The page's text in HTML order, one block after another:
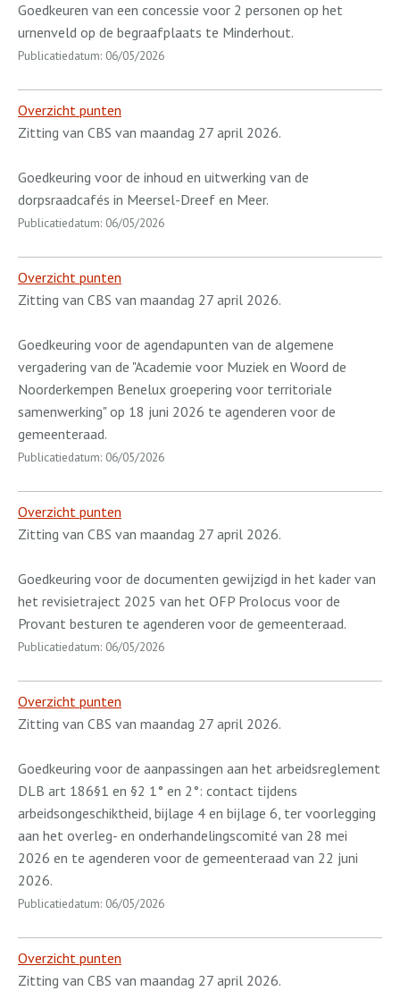
Goedkeuren van een concessie voor 2 personen op het
urnenveld op de begraafplaats te Minderhout.
Publicatiedatum: 06/05/2026
Overzicht punten
Zitting van CBS van maandag 27 april 2026.
Goedkeuring voor de inhoud en uitwerking van de
dorpsraadcafés in Meersel-Dreef en Meer.
Publicatiedatum: 06/05/2026
Overzicht punten
Zitting van CBS van maandag 27 april 2026.
Goedkeuring voor de agendapunten van de algemene
vergadering van de "Academie voor Muziek en Woord de
Noorderkempen Benelux groepering voor territoriale
samenwerking" op 18 juni 2026 te agenderen voor de
gemeenteraad.
Publicatiedatum: 06/05/2026
Overzicht punten
Zitting van CBS van maandag 27 april 2026.
Goedkeuring voor de documenten gewijzigd in het kader van
het revisietraject 2025 van het OFP Prolocus voor de
Provant besturen te agenderen voor de gemeenteraad.
Publicatiedatum: 06/05/2026
Overzicht punten
Zitting van CBS van maandag 27 april 2026.
Goedkeuring voor de aanpassingen aan het arbeidsreglement
DLB art 186§1 en §2 1° en 2°: contact tijdens
arbeidsongeschiktheid, bijlage 4 en bijlage 6, ter voorlegging
aan het overleg- en onderhandelingscomité van 28 mei
2026 en te agenderen voor de gemeenteraad van 22 juni
2026.
Publicatiedatum: 06/05/2026
Overzicht punten
Zitting van CBS van maandag 27 april 2026.